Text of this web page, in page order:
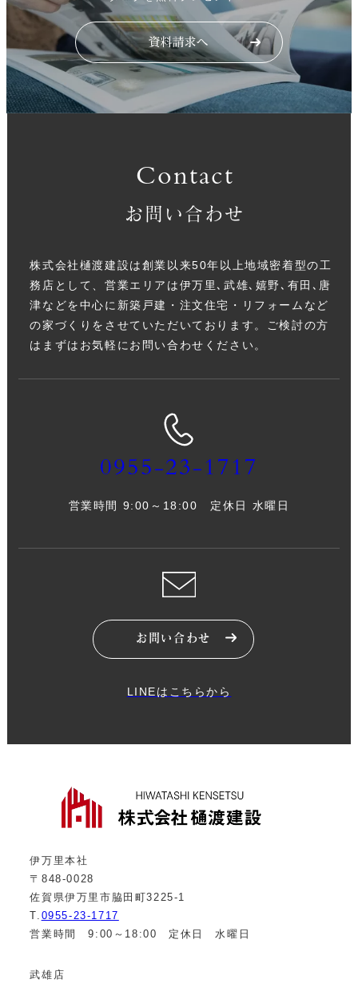
Contact
お問い合わせ
株式会社樋渡建設は創業以来50年以上地域密着型の工
務店として、営業エリアは伊万里､武雄､嬉野､有田､唐
津などを中心に新築戸建・注文住宅・リフォームなど
の家づくりをさせていただいております。ご検討の方
はまずはお気軽にお問い合わせください。
0955-23-1717
営業時間 9:00～18:00 定休日 水曜日
お問い合わせ
LINEはこちらから
伊万里本社
〒848-0028
佐賀県伊万里市脇田町3225-1
T. 0955-23-1717
営業時間 9:00～18:00 定休日 水曜日
武雄店